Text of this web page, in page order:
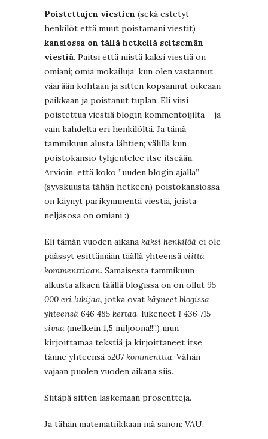
Poistettujen viestien (sekä estetyt
henkilöt että muut poistamani viestit)
kansiossa on tällä hetkellä seitsemän
viestiä. Paitsi että niistä kaksi viestiä on
omiani; omia mokailuja, kun olen vastannut
väärään kohtaan ja sitten kopsannut oikeaan
paikkaan ja poistanut tuplan. Eli viisi
poistettua viestiä blogin kommentoijilta – ja
vain kahdelta eri henkilöltä. Ja tämä
tammikuun alusta lähtien; välillä kun
poistokansio tyhjentelee itse itseään.
Arvioin, että koko ”uuden blogin ajalla”
(syyskuusta tähän hetkeen) poistokansiossa
on käynyt parikymmentä viestiä, joista
neljäsosa on omiani :)
Eli tämän vuoden aikana kaksi henkilöä ei ole
päässyt esittämään täällä yhteensä viittä
kommenttiaan. Samaisesta tammikuun
alkusta alkaen täällä blogissa on on ollut 95
000 eri lukijaa, jotka ovat käyneet blogissa
yhteensä 646 485 kertaa, lukeneet 1 436 715
sivua (melkein 1,5 miljoona!!!!) mun
kirjoittamaa tekstiä ja kirjoittaneet itse
tänne yhteensä 5207 kommenttia. Vähän
vajaan puolen vuoden aikana siis.
Siitäpä sitten laskemaan prosentteja.
Ja tähän matematiikkaan mä sanon: VAU.